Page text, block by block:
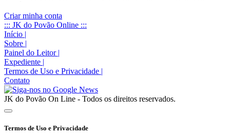
Criar minha conta
::: JK do Povão Online :::
Início |
Sobre |
Painel do Leitor |
Expediente |
Termos de Uso e Privacidade |
Contato
JK do Povão On Line - Todos os direitos reservados.
Termos de Uso e Privacidade